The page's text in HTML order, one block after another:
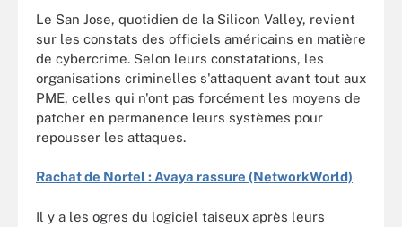
Le San Jose, quotidien de la Silicon Valley, revient
sur les constats des officiels américains en matière
de cybercrime. Selon leurs constatations, les
organisations criminelles s'attaquent avant tout aux
PME, celles qui n'ont pas forcément les moyens de
patcher en permanence leurs systèmes pour
repousser les attaques.
Rachat de Nortel : Avaya rassure (NetworkWorld)
Il y a les ogres du logiciel taiseux après leurs